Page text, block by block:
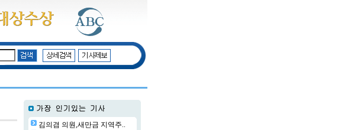
김의겸 의원,새만금 지역주..